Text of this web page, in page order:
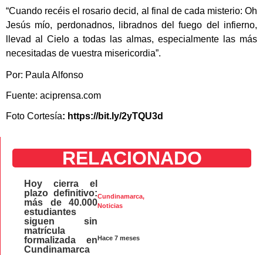
“Cuando recéis el rosario decid, al final de cada misterio: Oh
Jesús mío, perdonadnos, libradnos del fuego del infierno,
llevad al Cielo a todas las almas, especialmente las más
necesitadas de vuestra misericordia”.
Por: Paula Alfonso
Fuente: aciprensa.com
Foto Cortesía: https://bit.ly/2yTQU3d
RELACIONADO
Cundinamarca,
Noticias
Hace 7 meses
Hoy cierra el
plazo definitivo:
más de 40.000
estudiantes
siguen sin
matrícula
formalizada en
Cundinamarca